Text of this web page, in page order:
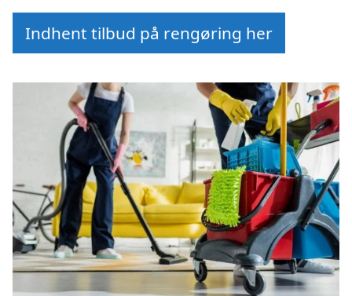
Indhent tilbud på rengøring her